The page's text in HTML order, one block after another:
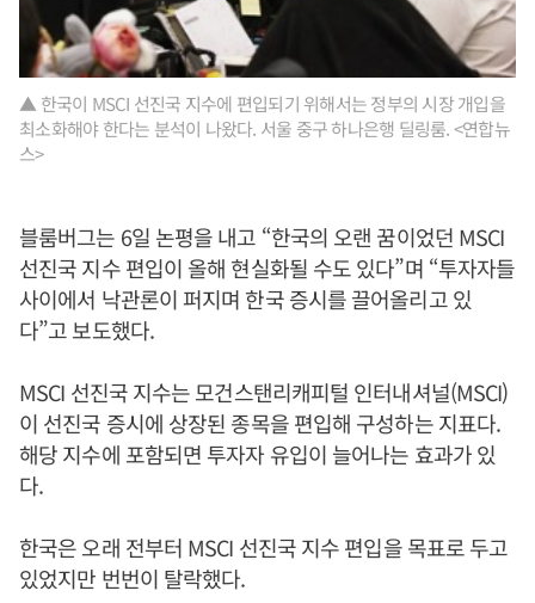
▲ 한국이 MSCI 선진국 지수에 편입되기 위해서는 정부의 시장 개입을
최소화해야 한다는 분석이 나왔다. 서울 중구 하나은행 딜링룸. <연합뉴
스>
블룸버그는 6일 논평을 내고 “한국의 오랜 꿈이었던 MSCI
선진국 지수 편입이 올해 현실화될 수도 있다”며 “투자자들
사이에서 낙관론이 퍼지며 한국 증시를 끌어올리고 있
다”고 보도했다.
MSCI 선진국 지수는 모건스탠리캐피털 인터내셔널(MSCI)
이 선진국 증시에 상장된 종목을 편입해 구성하는 지표다.
해당 지수에 포함되면 투자자 유입이 늘어나는 효과가 있
다.
한국은 오래 전부터 MSCI 선진국 지수 편입을 목표로 두고
있었지만 번번이 탈락했다.